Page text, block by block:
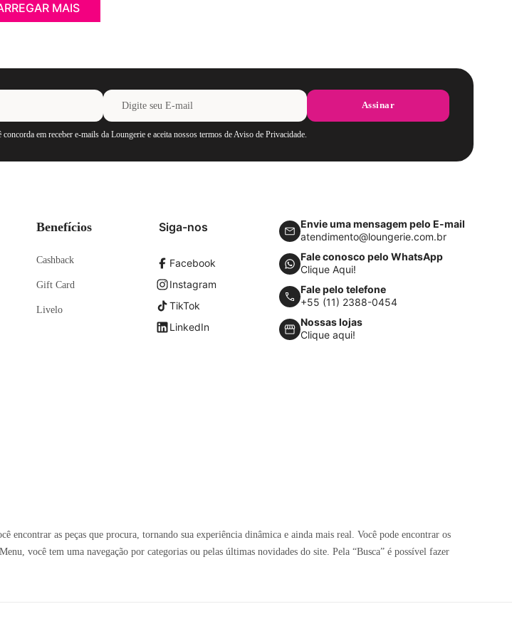
MAIS
Assinar
concorda em receber e-mails da Loungerie e aceita nossos termos de Aviso de Privacidade.
Benefícios
Cashback
Gift Card
Livelo
Siga-nos
Facebook
Instagram
TikTok
LinkedIn
Envie uma mensagem pelo E-mail
atendimento@loungerie.com.br
Fale conosco pelo WhatsApp
Clique Aqui!
Fale pelo telefone
+55 (11) 2388-0454
Nossas lojas
Clique aqui!
as peças que procura, tornando sua experiência dinâmica e ainda mais real. Você pode encontrar os
você tem uma navegação por categorias ou pelas últimas novidades do site. Pela “Busca” é possível fazer